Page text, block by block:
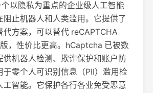
以隐私为重点的企业级人工智能
阻止机器人和人类滥用。它提供了
代方案，可以替代 reCAPTCHA
，性价比更高。hCaptcha 已被数
供机器人检测、欺诈保护和账户防
于零个人可识别信息（PII）滥用检
工智能。它保护各行各业免受恶意